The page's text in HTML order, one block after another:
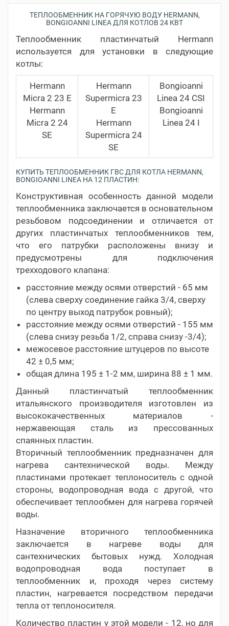
ТЕПЛООБМЕННИК НА ГОРЯЧУЮ ВОДУ HERMANN,
BONGIOANNI LINEA ДЛЯ КОТЛОВ 24 КВТ
Теплообменник пластинчатый Hermann
используется для установки в следующие
котлы:
Hermann
Micra 2 23 E
Hermann
Micra 2 24
SE
Hermann
Supermicra 23
E
Hermann
Supermicra 24
SE
Bongioanni
Linea 24 CSI
Bongioanni
Linea 24 I
КУПИТЬ ТЕПЛООБМЕННИК ГВС ДЛЯ КОТЛА HERMANN,
BONGIOANNI LINEA НА 12 ПЛАСТИН:
Конструктивная особенность данной модели
теплообменника заключается в основательном
резьбовом подсоединении и отличается от
других пластинчатых теплообменников тем,
что его патрубки расположены внизу и
предусмотрены для подключения
трехходового клапана:
расстояние между осями отверстий - 65 мм
(слева сверху соединение гайка 3/4, сверху
по центру выход патрубок ровный);
расстояние между осями отверстий - 155 мм
(слева снизу резьба 1/2, справа снизу -3/4);
межосевое расстояние штуцеров по высоте
42 ± 0,5 мм;
общая длина 195 ± 1-2 мм, ширина 88 ± 1 мм.
Данный пластинчатый теплообменник
итальянского производителя изготовлен из
высококачественных материалов -
нержавеющая сталь из прессованных
спаянных пластин.
Вторичный теплообменник предназначен для
нагрева сантехнической воды. Между
пластинами протекает теплоноситель с одной
стороны, водопроводная вода с другой, что
обеспечивает теплообмен для нагрева горячей
воды.
Назначение вторичного теплообменника
заключается в нагреве воды для
сантехнических бытовых нужд. Холодная
водопроводная вода поступает в
теплообменник и, проходя через систему
пластин, нагревается посредством передачи
тепла от теплоносителя.
Количество пластин у этой модели - 12, но для